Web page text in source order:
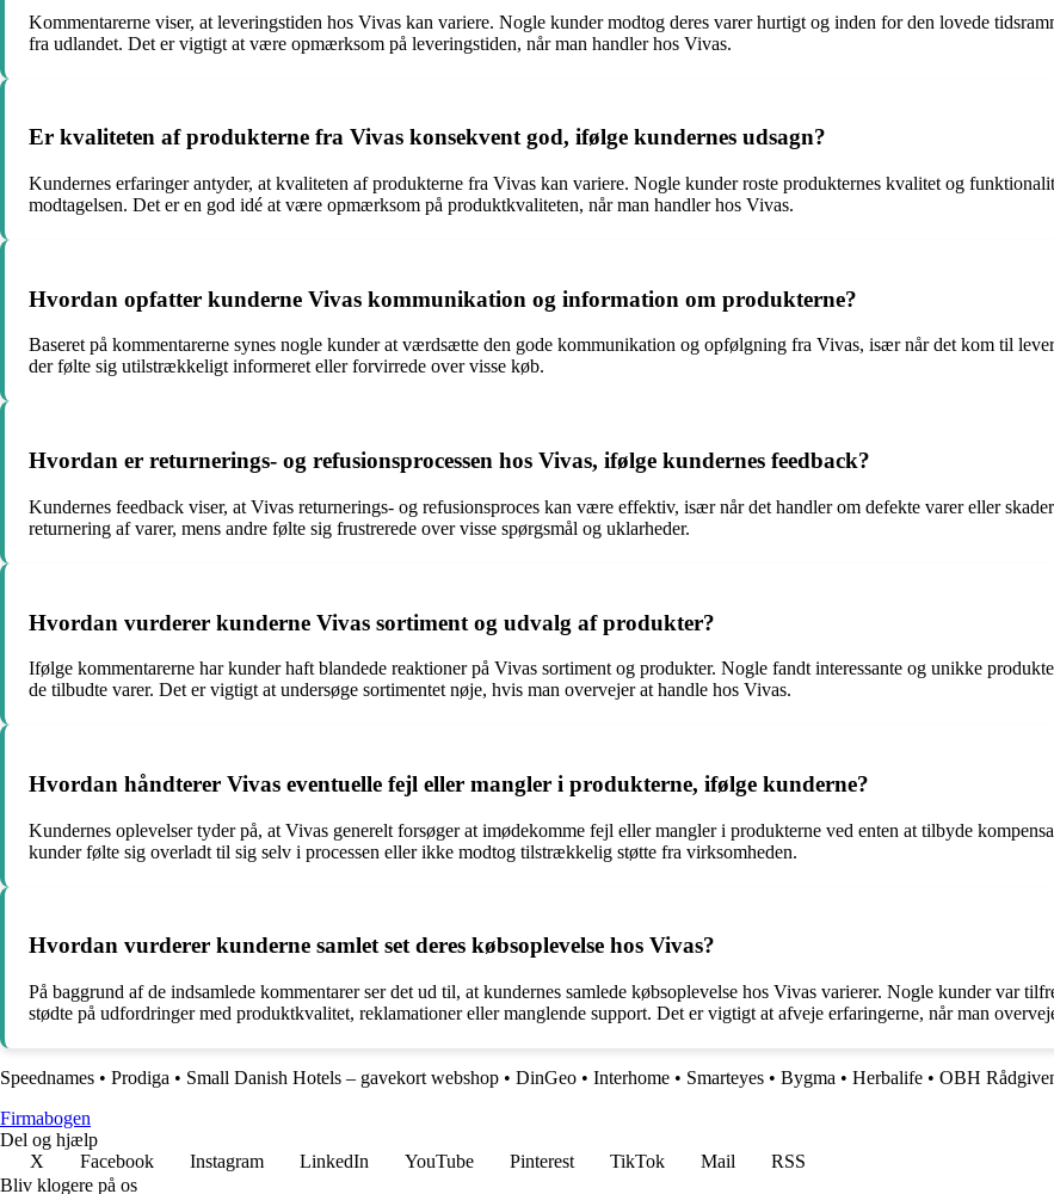
Kommentarerne viser, at leveringstiden hos Vivas kan variere. Nogle kunder modtog deres varer hurtigt og inden for den lovede
fra udlandet. Det er vigtigt at være opmærksom på leveringstiden, når man handler hos Vivas.
Er kvaliteten af produkterne fra Vivas konsekvent god, ifølge kundernes udsagn?
Kundernes erfaringer antyder, at kvaliteten af produkterne fra Vivas kan variere. Nogle kunder roste produkternes kvalitet og
modtagelsen. Det er en god idé at være opmærksom på produktkvaliteten, når man handler hos Vivas.
Hvordan opfatter kunderne Vivas kommunikation og information om produkterne?
Baseret på kommentarerne synes nogle kunder at værdsætte den gode kommunikation og opfølgning fra Vivas, især når det kom til
der følte sig utilstrækkeligt informeret eller forvirrede over visse køb.
Hvordan er returnerings- og refusionsprocessen hos Vivas, ifølge kundernes feedback?
Kundernes feedback viser, at Vivas returnerings- og refusionsproces kan være effektiv, især når det handler om defekte varer eller
returnering af varer, mens andre følte sig frustrerede over visse spørgsmål og uklarheder.
Hvordan vurderer kunderne Vivas sortiment og udvalg af produkter?
Ifølge kommentarerne har kunder haft blandede reaktioner på Vivas sortiment og produkter. Nogle fandt interessante og unikke
de tilbudte varer. Det er vigtigt at undersøge sortimentet nøje, hvis man overvejer at handle hos Vivas.
Hvordan håndterer Vivas eventuelle fejl eller mangler i produkterne, ifølge kunderne?
Kundernes oplevelser tyder på, at Vivas generelt forsøger at imødekomme fejl eller mangler i produkterne ved enten at tilbyde
kunder følte sig overladt til sig selv i processen eller ikke modtog tilstrækkelig støtte fra virksomheden.
Hvordan vurderer kunderne samlet set deres købsoplevelse hos Vivas?
På baggrund af de indsamlede kommentarer ser det ud til, at kundernes samlede købsoplevelse hos Vivas varierer. Nogle kunder var
stødte på udfordringer med produktkvalitet, reklamationer eller manglende support. Det er vigtigt at afveje erfaringerne, når man
Speednames • Prodiga • Small Danish Hotels – gavekort webshop • DinGeo • Interhome • Smarteyes • Bygma • Herbalife • OBH
Firmabogen
Del og hjælp
X
Facebook Instagram LinkedIn YouTube Pinterest TikTok Mail
RSS
Bliv klogere på os